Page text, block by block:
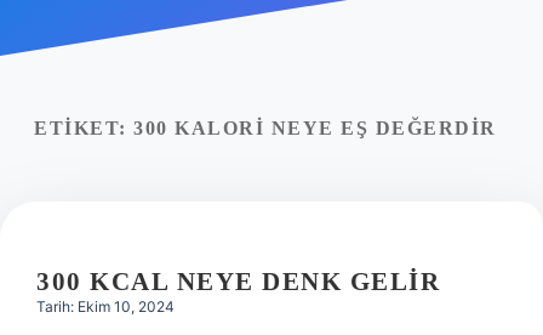
Politikası
ETIKET: 300 KALORI NEYE EŞ DEĞERDIR
300 KCAL NEYE DENK GELIR
Tarih: Ekim 10, 2024